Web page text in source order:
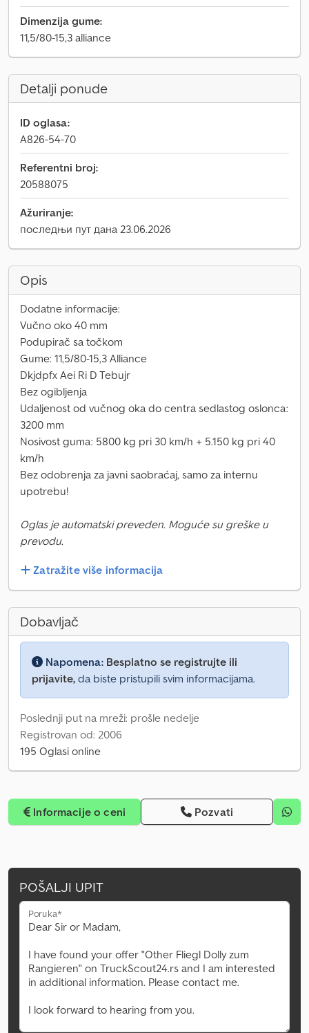
Dimenzija gume:
11,5/80-15,3 alliance
Detalji ponude
ID oglasa:
A826-54-70
Referentni broj:
20588075
Ažuriranje:
последњи пут дана 23.06.2026
Opis
Dodatne informacije:
Vučno oko 40 mm
Podupirač sa točkom
Gume: 11,5/80-15,3 Alliance
Dkjdpfx Aei Ri D Tebujr
Bez ogibljenja
Udaljenost od vučnog oka do centra sedlastog oslonca:
3200 mm
Nosivost guma: 5800 kg pri 30 km/h + 5.150 kg pri 40
km/h
Bez odobrenja za javni saobraćaj, samo za internu
upotrebu!
Oglas je automatski preveden. Moguće su greške u
prevodu.
Zatražite više informacija
Dobavljač
Napomena: Besplatno se registrujte ili
prijavite, da biste pristupili svim informacijama.
Poslednji put na mreži: prošle nedelje
Registrovan od: 2006
195 Oglasi online
Informacije o ceni Pozvati
POŠALJI UPIT
Poruka*